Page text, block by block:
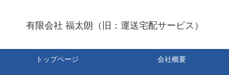
有限会社 福太朗（旧：運送宅配サービス）
トップページ 会社概要